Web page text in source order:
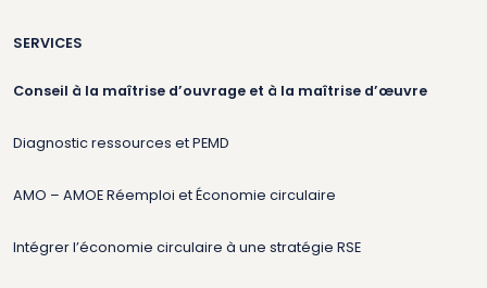
SERVICES
Conseil à la maîtrise d’ouvrage et à la maîtrise d’œuvre
Diagnostic ressources et PEMD
AMO – AMOE Réemploi et Économie circulaire
Intégrer l’économie circulaire à une stratégie RSE